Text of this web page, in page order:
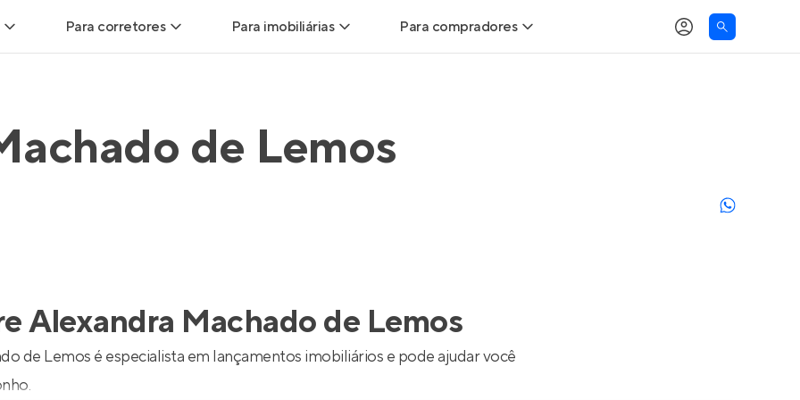
Para corretores
Corretor+
Anunciar imóveis
Para imobiliárias
Hub de imobiliárias
Para compradores
Encontre um corretor
de Lemos
Alexandra Machado de Lemos
de Lemos é especialista em lançamentos imobiliários e pode ajudar você